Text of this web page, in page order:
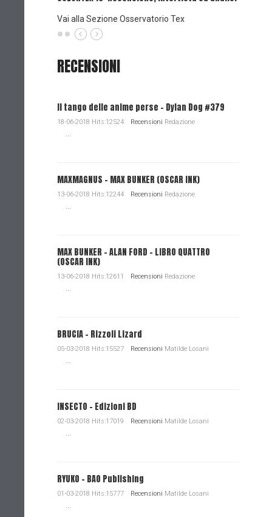
Vai alla Sezione Osservatorio Tex
RECENSIONI
Il tango delle anime perse - Dylan Dog #379
18-06-2018 Hits:12524 Recensioni Redazione
MAXMAGNUS – MAX BUNKER (OSCAR INK)
13-06-2018 Hits:12244 Recensioni Redazione
MAX BUNKER – ALAN FORD – LIBRO QUATTRO
(OSCAR INK)
13-06-2018 Hits:12611 Recensioni Redazione
BRUCIA - Rizzoli Lizard
05-03-2018 Hits:15527 Recensioni Matilde Losani
INSECTO - Edizioni BD
02-03-2018 Hits:17019 Recensioni Matilde Losani
RYUKO - BAO Publishing
01-03-2018 Hits:15777 Recensioni Matilde Losani